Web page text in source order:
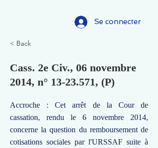
Se connecter
< Back
Cass. 2e Civ., 06 novembre
2014, n° 13-23.571, (P)
Accroche : Cet arrêt de la Cour de
cassation, rendu le 6 novembre 2014,
concerne la question du remboursement de
cotisations sociales par l'URSSAF suite à